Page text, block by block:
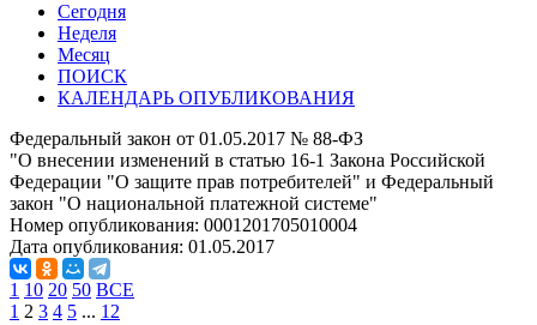
Сегодня
Неделя
Месяц
ПОИСК
КАЛЕНДАРЬ ОПУБЛИКОВАНИЯ
Федеральный закон от 01.05.2017 № 88-ФЗ
"О внесении изменений в статью 16-1 Закона Российской
Федерации "О защите прав потребителей" и Федеральный
закон "О национальной платежной системе"
Номер опубликования: 0001201705010004
Дата опубликования: 01.05.2017
1 10 20 50 ВСЕ
1 2 3 4 5 ... 12